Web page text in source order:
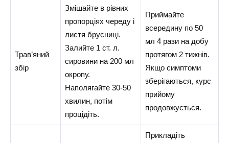
Трав’яний
збір
Змішайте в рівних
пропорціях череду і
листя брусниці.
Залийте 1 ст. л.
сировини на 200 мл
окропу.
Наполягайте 30-50
хвилин, потім
процідіть.
Приймайте
всередину по 50
мл 4 рази на добу
протягом 2 тижнів.
Якщо симптоми
зберігаються, курс
прийому
продовжується.
Прикладіть